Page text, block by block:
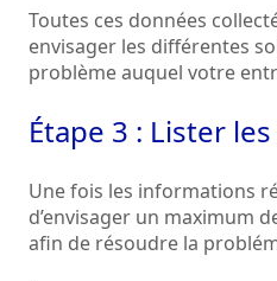
Toutes ces données
envisager les différentes
problème auquel votre
Étape 3 : Lister
Une fois les informations
d’envisager un maximum
afin de résoudre la